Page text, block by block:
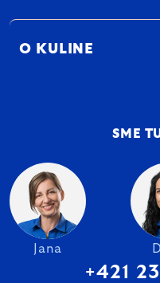
O KULINE
SME
Jana
+421